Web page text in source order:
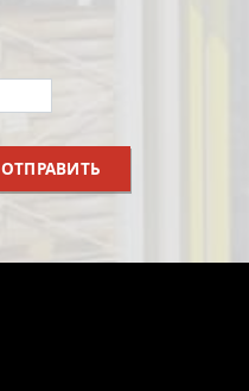
ОТПРАВИТЬ